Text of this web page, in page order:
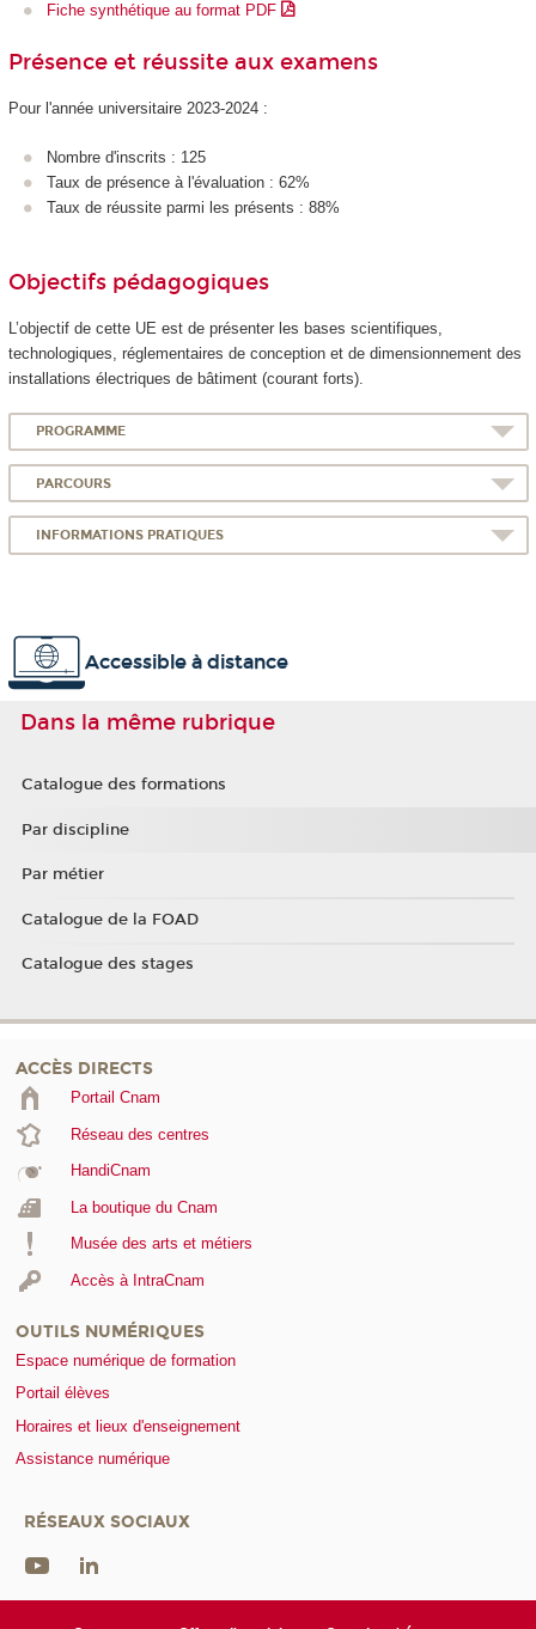
Fiche synthétique au format PDF
Présence et réussite aux examens
Pour l'année universitaire 2023-2024 :
Nombre d'inscrits : 125
Taux de présence à l'évaluation : 62%
Taux de réussite parmi les présents : 88%
Objectifs pédagogiques
L’objectif de cette UE est de présenter les bases scientifiques,
technologiques, réglementaires de conception et de dimensionnement des
installations électriques de bâtiment (courant forts).
PROGRAMME
PARCOURS
INFORMATIONS PRATIQUES
Accessible à distance
Dans la même rubrique
Catalogue des formations
Par discipline
Par métier
Catalogue de la FOAD
Catalogue des stages
ACCÈS DIRECTS
Portail Cnam
Réseau des centres
HandiCnam
La boutique du Cnam
Musée des arts et métiers
Accès à IntraCnam
OUTILS NUMÉRIQUES
Espace numérique de formation
Portail élèves
Horaires et lieux d'enseignement
Assistance numérique
RÉSEAUX SOCIAUX